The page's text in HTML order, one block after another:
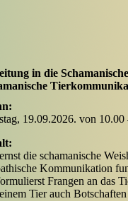
in die
19.09.2026. von
die schamanische
Kommunikation
Frangen an das
Tier auch